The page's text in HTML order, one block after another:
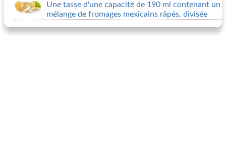
Une tasse d'une capacité de 190 ml contenant un
mélange de fromages mexicains râpés, divisée